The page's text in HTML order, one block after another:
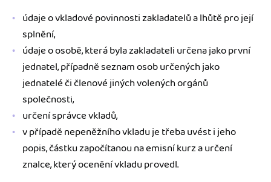
údaje o vkladové povinnosti zakladatelů a lhůtě pro její
splnění,
údaje o osobě, která byla zakladateli určena jako první
jednatel, případně seznam osob určených jako
jednatelé či členové jiných volených orgánů
společnosti,
určení správce vkladů,
v případě nepeněžního vkladu je třeba uvést i jeho
popis, částku započítanou na emisní kurz a určení
znalce, který ocenění vkladu provedl.